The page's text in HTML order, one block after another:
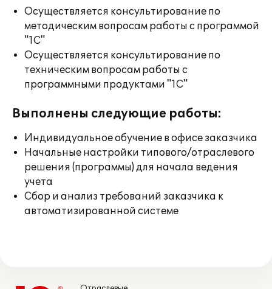
Осуществляется консультирование по
методическим вопросам работы с программой
"1С"
Осуществляется консультирование по
техническим вопросам работы с
программными продуктами "1С"
Выполнены следующие работы:
Индивидуальное обучение в офисе заказчика
Начальные настройки типового/отраслевого
решения (программы) для начала ведения
учета
Сбор и анализ требований заказчика к
автоматизированной системе